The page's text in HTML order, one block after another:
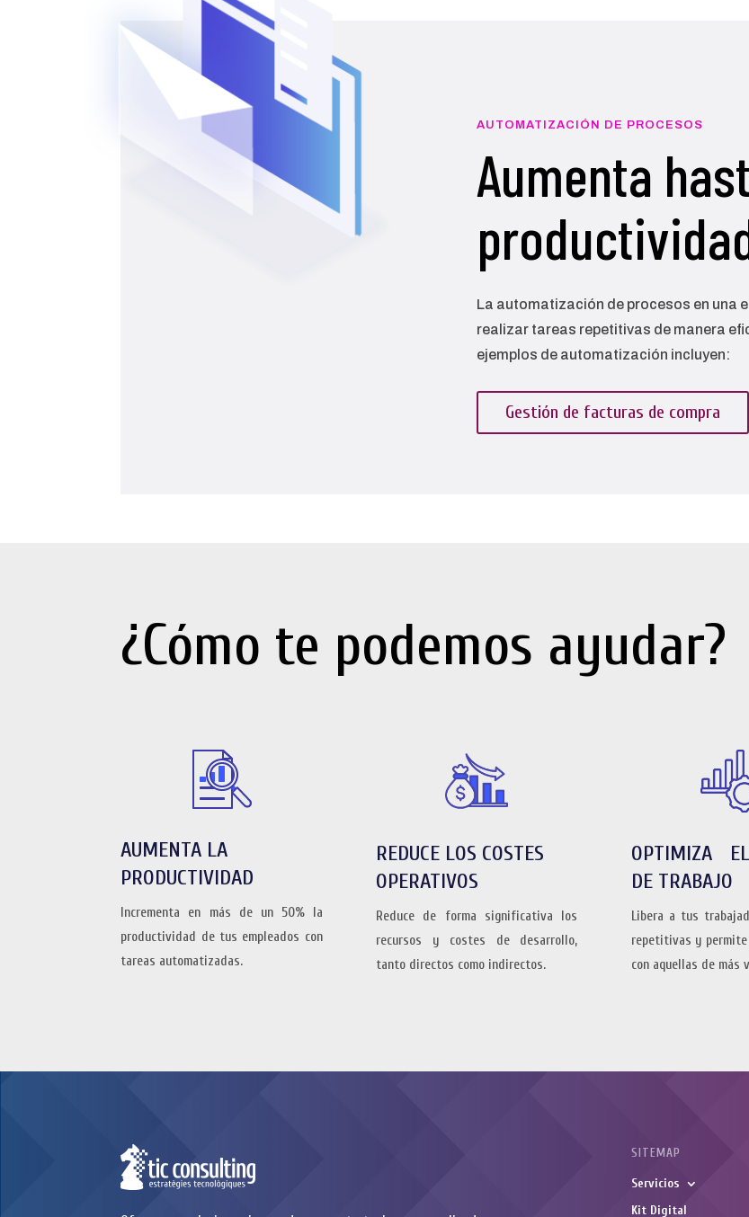
AUTOMATIZACIÓN DE PROCESOS
Aumenta
La automatización de procesos en una
realizar tareas repetitivas de manera
ejemplos de automatización incluyen:
Gestión de facturas de compra
¿Cómo te podemos ayudar?
AUMENTA LA
PRODUCTIVIDAD
Incrementa en más de un 50% la
productividad de tus empleados con
tareas automatizadas.
REDUCE LOS COSTES
OPERATIVOS
Reduce de forma significativa los
recursos y costes de desarrollo,
tanto directos como indirectos.
OPTIMIZA
DE TRABAJO
Libera a tus
repetitivas y
con aquellas de más
SITEMAP
Servicios
Kit Digital